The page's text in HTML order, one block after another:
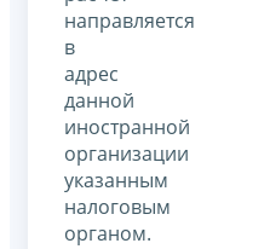
направляется
в
адрес
данной
иностранной
организации
указанным
налоговым
органом.